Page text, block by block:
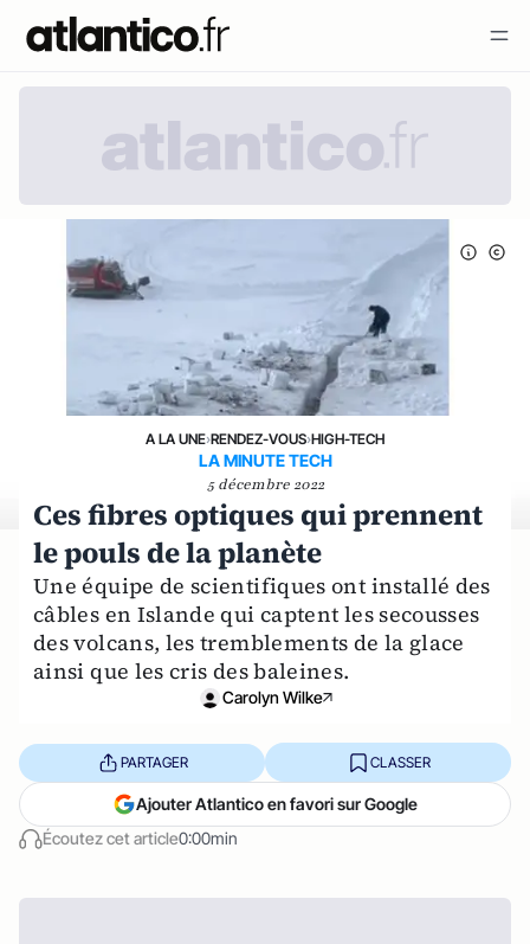
A LA UNE›RENDEZ-VOUS›HIGH-TECH
LA MINUTE TECH
5 décembre 2022
Ces fibres optiques qui prennent
le pouls de la planète
Une équipe de scientifiques ont installé des
câbles en Islande qui captent les secousses
des volcans, les tremblements de la glace
ainsi que les cris des baleines.
Carolyn Wilke
Écoutez cet article0:00min
PARTAGER CLASSER
Ajouter Atlantico en favori sur Google